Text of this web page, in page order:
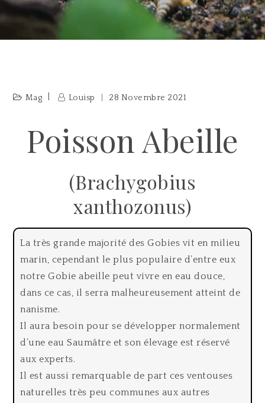
Mag Louisp 28 Novembre 2021
Poisson Abeille
(Brachygobius
xanthozonus)
La très grande majorité des Gobies vit en milieu
marin, cependant le plus populaire d’entre eux
notre Gobie abeille peut vivre en eau douce,
dans ce cas, il serra malheureusement atteint de
nanisme.
Il aura besoin pour se développer normalement
d’une eau Saumâtre et son élevage est réservé
aux experts.
Il est aussi remarquable de part ces ventouses
naturelles très peu communes aux autres